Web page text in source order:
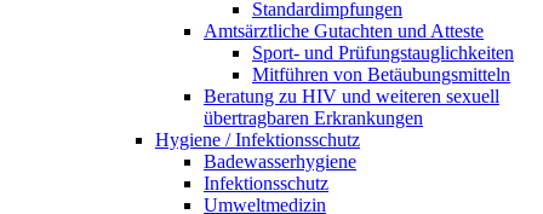
Standardimpfungen
Amtsärztliche Gutachten und Atteste
Sport- und Prüfungstauglichkeiten
Mitführen von Betäubungsmitteln
Beratung zu HIV und weiteren sexuell
übertragbaren Erkrankungen
Hygiene / Infektionsschutz
Badewasserhygiene
Infektionsschutz
Umweltmedizin